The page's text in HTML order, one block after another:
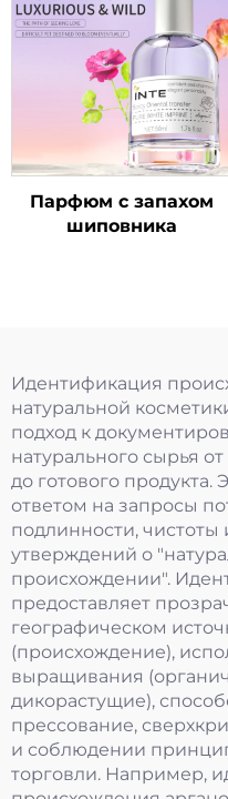
Парфюм с запахом
шиповника
Идентификация
натуральной
подход к
натурального сырья
до готового продукта.
ответом на запросы
подлинности,
утверждений о
происхождении".
предоставляет
географическом
(происхождение),
выращивания
дикорастущие),
прессование,
и соблюдении
торговли. Например,